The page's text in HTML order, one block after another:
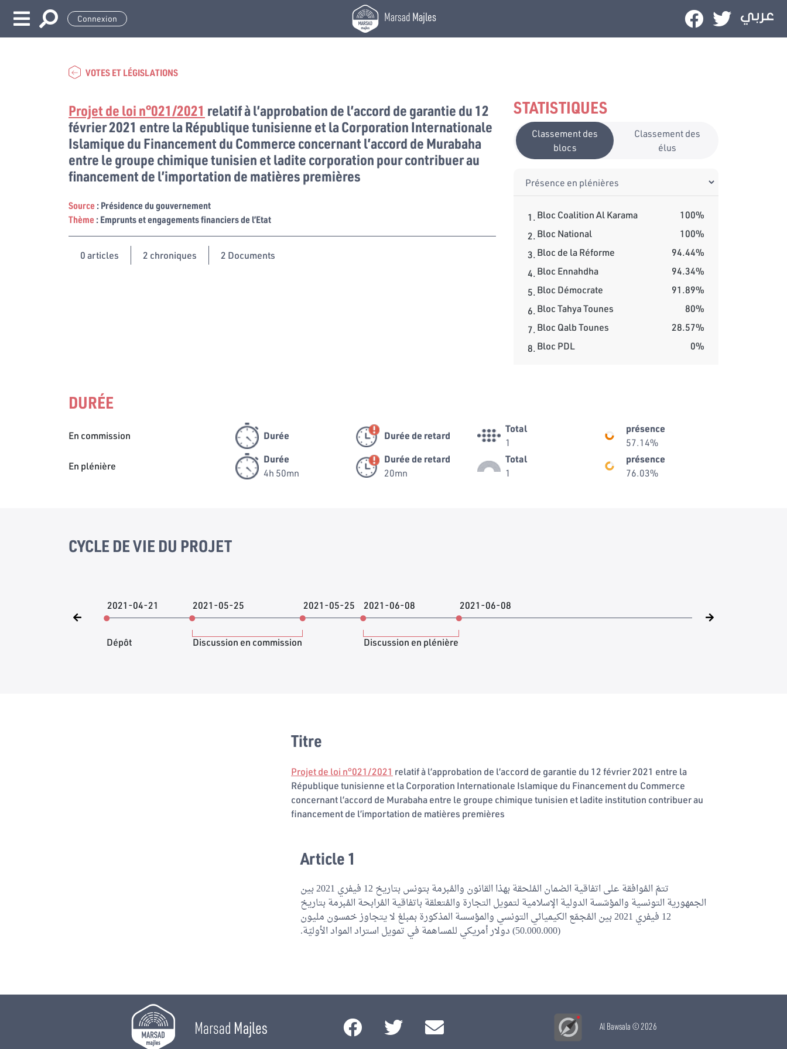
Connexion MarsadMajles
VOTES ET LÉGISLATIONS
STATISTIQUES
Classement des
blocs
Classement des
élus
1.Bloc Coalition Al Karama
100%
2.Bloc National
100%
3.Bloc de la Réforme
94.44%
4.Bloc Ennahdha
94.34%
5.Bloc Démocrate
91.89%
6.Bloc Tahya Tounes
80%
7.Bloc Qalb Tounes
28.57%
8.Bloc PDL 0%
Projet de loi n°021/2021 relatif à l’approbation de l’accord de garantie du 12
février 2021 entre la République tunisienne et la Corporation Internationale
Islamique du Financement du Commerce concernant l’accord de Murabaha
entre le groupe chimique tunisien et ladite corporation pour contribuer au
financement de l’importation de matières premières
Source: Présidence du gouvernement
Thème: Emprunts et engagements financiers de l’Etat
0articles 2 chroniques 2 Documents
DURÉE
En commission Durée Durée de retard
Total
1
présence
57.14%
En plénière
Durée
4h 50mn
Durée de retard
20mn
Total
1
présence
76.03%
CYCLE DE VIE DU PROJET
2021-04-21
Dépôt
2021-05-25 2021-05-25
Discussion en commission
2021-06-08 2021-06-08
Discussion en plénière
Titre
Projet de loi n°021/2021 relatif à l’approbation de l’accord de garantie du 12 février 2021 entre la
République tunisienne et la Corporation Internationale Islamique du Financement du Commerce
concernant l’accord de Murabaha entre le groupe chimique tunisien et ladite institution contribuer au
financement de l’importation de matières premières
Article 1
تتمّ المُوافقة على اتفاقية الضمان المُلحقة بهذا القانون والمُبرمة بتونس بتاريخ 12 فيفري 2021 بين
الجمهورية التونسية والمؤسّسة الدولية الإسلامية لتمويل التجارة والمُتعلقة باتفاقية المُرابحة المُبرمة بتاريخ
12 فيفري 2021 بين المُجمّع الكيميائي التونسي والمؤسسة المذكورة بمبلغ لا يتجاوز خمسون مليون
(50.000.000) دولار أمريكي للمساهمة في تمويل استراد المواد الأوليّة.
Marsad Majles Al Bawsala© 2026